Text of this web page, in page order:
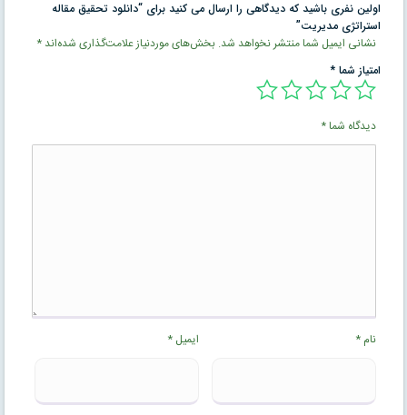
اولین نفری باشید که دیدگاهی را ارسال می کنید برای “دانلود تحقیق مقاله
استراتژی مدیريت”
نشانی ایمیل شما منتشر نخواهد شد. بخش‌های موردنیاز علامت‌گذاری شده‌اند*
امتیاز شما*
دیدگاه شما*
نام* ایمیل*